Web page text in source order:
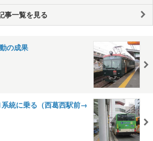
事一覧を見る
の成果
統に乗る（西葛西駅前→